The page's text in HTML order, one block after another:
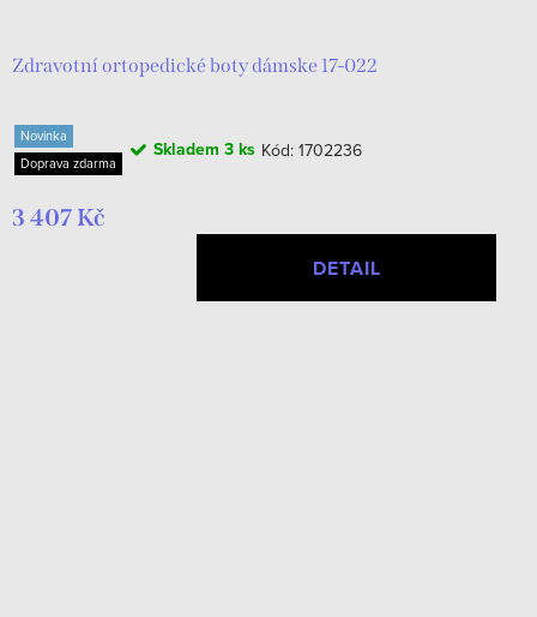
Zdravotní ortopedické boty dámske 17-022
Novinka
Doprava zdarma
Skladem 3 ks Kód: 1702236
3 407 Kč
DETAIL